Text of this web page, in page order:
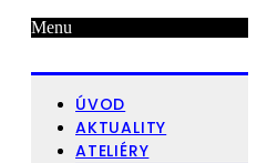
Menu
ÚVOD
AKTUALITY
ATELIÉRY